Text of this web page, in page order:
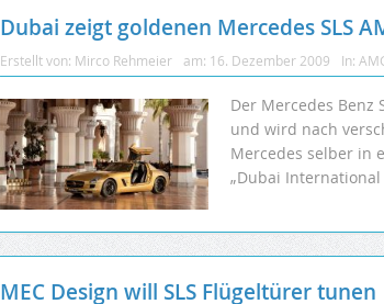
Dubai zeigt goldenen Mercedes SLS
Erstellt von: Mirco Rehmeier am: 16. Dezember 2009 In:
Der Mercedes Benz
und wird nach
Mercedes selber in
„Dubai International
MEC Design will SLS Flügeltürer tunen